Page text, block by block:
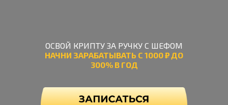
ОСВОЙ КРИПТУ ЗА РУЧКУ С ШЕФОМ
НАЧНИ ЗАРАБАТЫВАТЬ С 1000 ₽ ДО
300% В ГОД